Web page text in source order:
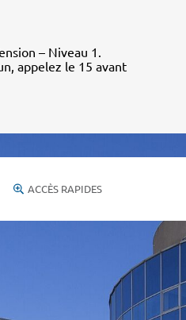
– Niveau 1.
appelez le 15 avant
ACCÈS RAPIDES